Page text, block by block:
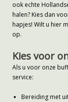
ook echte
halen? Kies dan
hapjes! Wilt u hier
op.
Kies voor
Als u voor onze
service:
Bereiding met